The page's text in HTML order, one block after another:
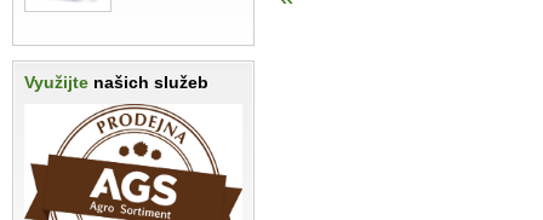
Využijte našich služeb